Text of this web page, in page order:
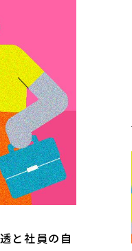
と社員の自